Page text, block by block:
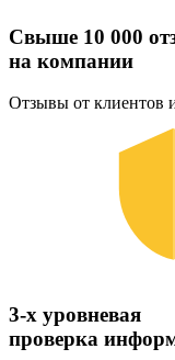
Свыше 10 000
на компании
Отзывы от клиентов
3-х уровневая
проверка